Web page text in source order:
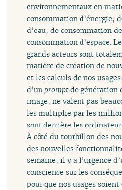
environnementaux en
consommation d’énergie,
d’eau, de consommation
consommation d’espace.
grands acteurs sont
matière de création de
et les calculs de nos
d’un prompt de génération
image, ne valent pas
les multiplie par les
sont derrière les
À côté du tourbillon des
des nouvelles
semaine, il y a l’urgence
conscience sur les
pour que nos usages